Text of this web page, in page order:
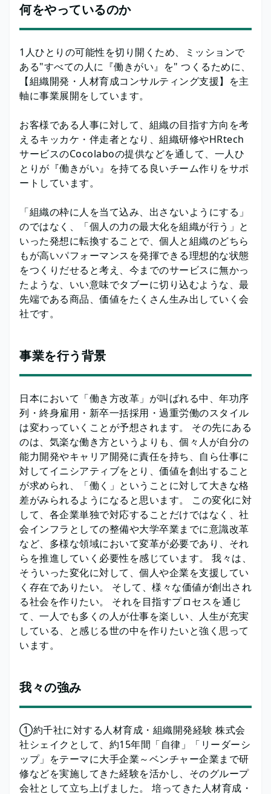
何をやっているのか
1人ひとりの可能性を切り開くため、ミッションで
ある"すべての人に『働きがい』を" つくるために、
【組織開発・人材育成コンサルティング支援】を主
軸に事業展開をしています。
お客様である人事に対して、組織の目指す方向を考
えるキッカケ・伴走者となり、組織研修やHRtech
サービスのCocolaboの提供などを通して、一人ひ
とりが『働きがい』を持てる良いチーム作りをサポ
ートしています。
「組織の枠に人を当て込み、出さないようにする」
のではなく、「個人の力の最大化を組織が行う」と
いった発想に転換することで、個人と組織のどちら
もが高いパフォーマンスを発揮できる理想的な状態
をつくりだせると考え、今までのサービスに無かっ
たような、いい意味でタブーに切り込むような、最
先端である商品、価値をたくさん生み出していく会
社です。
事業を行う背景
日本において「働き方改革」が叫ばれる中、年功序
列・終身雇用・新卒一括採用・過重労働のスタイル
は変わっていくことが予想されます。 その先にある
のは、気楽な働き方というよりも、個々人が自分の
能力開発やキャリア開発に責任を持ち、自ら仕事に
対してイニシアティブをとり、価値を創出すること
が求められ、「働く」ということに対して大きな格
差がみられるようになると思います。 この変化に対
して、各企業単独で対応することだけではなく、社
会インフラとしての整備や大学卒業までに意識改革
など、多様な領域において変革が必要であり、それ
らを推進していく必要性を感じています。 我々は、
そういった変化に対して、個人や企業を支援してい
く存在でありたい。 そして、様々な価値が創出され
る社会を作りたい。 それを目指すプロセスを通じ
て、一人でも多くの人が仕事を楽しい、人生が充実
している、と感じる世の中を作りたいと強く思って
います。
我々の強み
①約千社に対する人材育成・組織開発経験 株式会
社シェイクとして、約15年間「自律」「リーダーシ
ップ」をテーマに大手企業～ベンチャー企業まで研
修などを実施してきた経験を活かし、そのグループ
会社として立ち上げました。 培ってきた人材育成・